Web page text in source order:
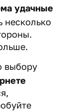
удачные
несколько
выбору